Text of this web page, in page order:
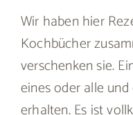
Wir haben hier
Kochbücher
verschenken sie.
eines oder alle
erhalten. Es ist